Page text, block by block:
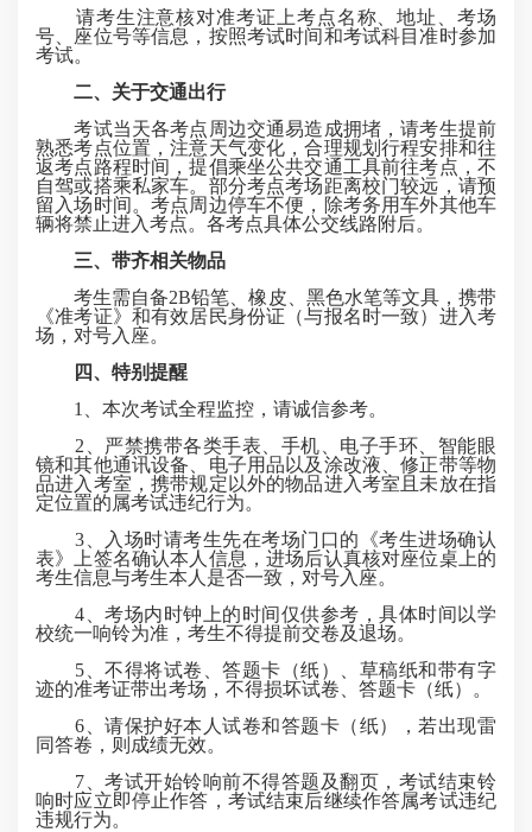
请考生注意核对准考证上考点名称、地址、考场
号、座位号等信息，按照考试时间和考试科目准时参加
考试。
二、关于交通出行
考试当天各考点周边交通易造成拥堵，请考生提前
熟悉考点位置，注意天气变化，合理规划行程安排和往
返考点路程时间，提倡乘坐公共交通工具前往考点，不
自驾或搭乘私家车。部分考点考场距离校门较远，请预
留入场时间。考点周边停车不便，除考务用车外其他车
辆将禁止进入考点。各考点具体公交线路附后。
三、带齐相关物品
考生需自备2B铅笔、橡皮、黑色水笔等文具，携带
《准考证》和有效居民身份证（与报名时一致）进入考
场，对号入座。
四、特别提醒
1、本次考试全程监控，请诚信参考。
2、严禁携带各类手表、手机、电子手环、智能眼
镜和其他通讯设备、电子用品以及涂改液、修正带等物
品进入考室，携带规定以外的物品进入考室且未放在指
定位置的属考试违纪行为。
3、入场时请考生先在考场门口的《考生进场确认
表》上签名确认本人信息，进场后认真核对座位桌上的
考生信息与考生本人是否一致，对号入座。
4、考场内时钟上的时间仅供参考，具体时间以学
校统一响铃为准，考生不得提前交卷及退场。
5、不得将试卷、答题卡（纸）、草稿纸和带有字
迹的准考证带出考场，不得损坏试卷、答题卡（纸）。
6、请保护好本人试卷和答题卡（纸），若出现雷
同答卷，则成绩无效。
7、考试开始铃响前不得答题及翻页，考试结束铃
响时应立即停止作答，考试结束后继续作答属考试违纪
违规行为。